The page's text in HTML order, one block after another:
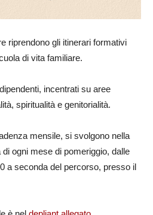
riprendono gli itinerari formativi
di vita familiare.
incentrati su aree
spiritualità e genitorialità.
mensile, si svolgono nella
ogni mese di pomeriggio, dalle
a seconda del percorso, presso il